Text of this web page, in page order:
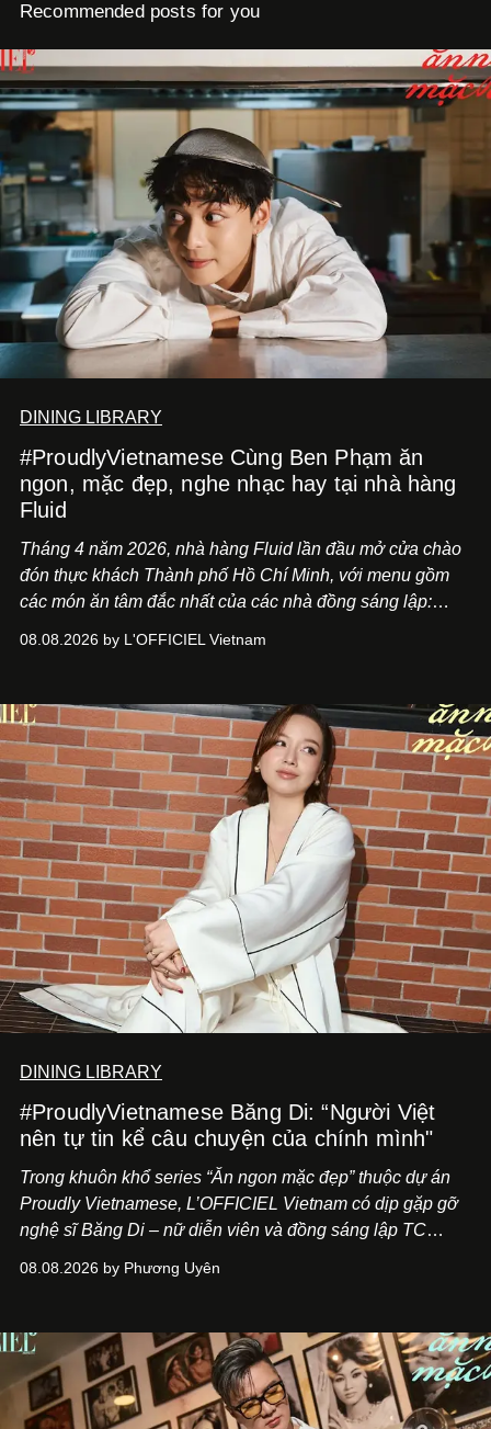
Recommended posts for you
DINING LIBRARY
#ProudlyVietnamese Cùng Ben Phạm ăn
ngon, mặc đẹp, nghe nhạc hay tại nhà hàng
Fluid
Tháng 4 năm 2026, nhà hàng Fluid lần đầu mở cửa chào
đón thực khách Thành phố Hồ Chí Minh, với menu gồm
các món ăn tâm đắc nhất của các nhà đồng sáng lập:
món ăn đa dạng từ Á đến Âu nhanh chóng được yêu thích
mang đến niềm vui cho thực khách.
08.08.2026 by L'OFFICIEL Vietnam
DINING LIBRARY
#ProudlyVietnamese Băng Di: “Người Việt
nên tự tin kể câu chuyện của chính mình"
Trong khuôn khổ series “Ăn ngon mặc đẹp” thuộc dự án
Proudly Vietnamese, L’OFFICIEL Vietnam có dịp gặp gỡ
nghệ sĩ Băng Di – nữ diễn viên và đồng sáng lập TC
Kitchen Bar và SALEM tại TP.HCM.
08.08.2026 by Phương Uyên